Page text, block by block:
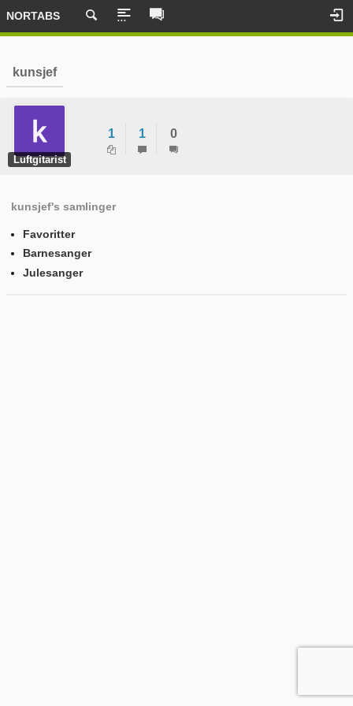
NORTABS
kunsjef
Luftgitarist
1 1 0
kunsjef's samlinger
Favoritter
Barnesanger
Julesanger